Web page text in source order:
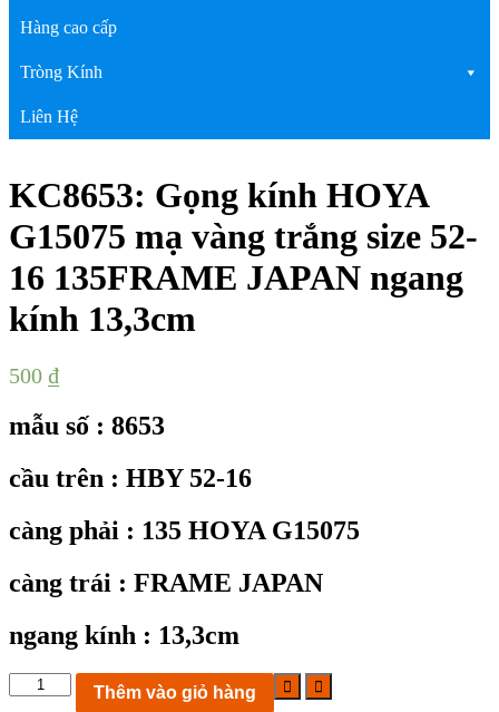
Hàng cao cấp
Tròng Kính
Liên Hệ
KC8653: Gọng kính HOYA
G15075 mạ vàng trắng size 52-
16 135FRAME JAPAN ngang
kính 13,3cm
500 ₫
mẫu số : 8653
cầu trên : HBY 52-16
càng phải : 135 HOYA G15075
càng trái : FRAME JAPAN
ngang kính : 13,3cm
KC8653:
Gọng
Thêm vào giỏ hàng